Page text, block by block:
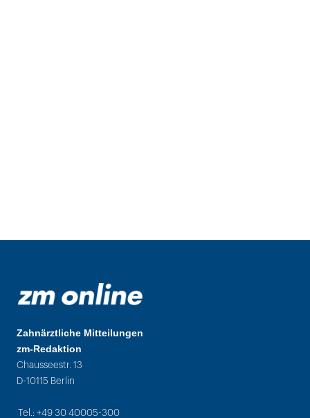
Zahnärztliche Mitteilungen
zm-Redaktion
Chausseestr. 13
D-10115 Berlin
Tel.: +49 30 40005-300